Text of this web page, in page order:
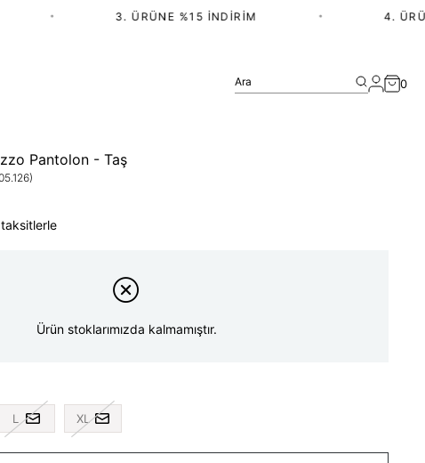
3. ÜRÜNE %15 İNDIRIM 4. ÜRÜN
Ara 0
Pantolon - Taş
Ürün stoklarımızda kalmamıştır.
L XL